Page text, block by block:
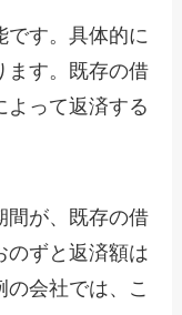
です。具体的に
ます。既存の借
よって返済する
間が、既存の借
のずと返済額は
の会社では、こ